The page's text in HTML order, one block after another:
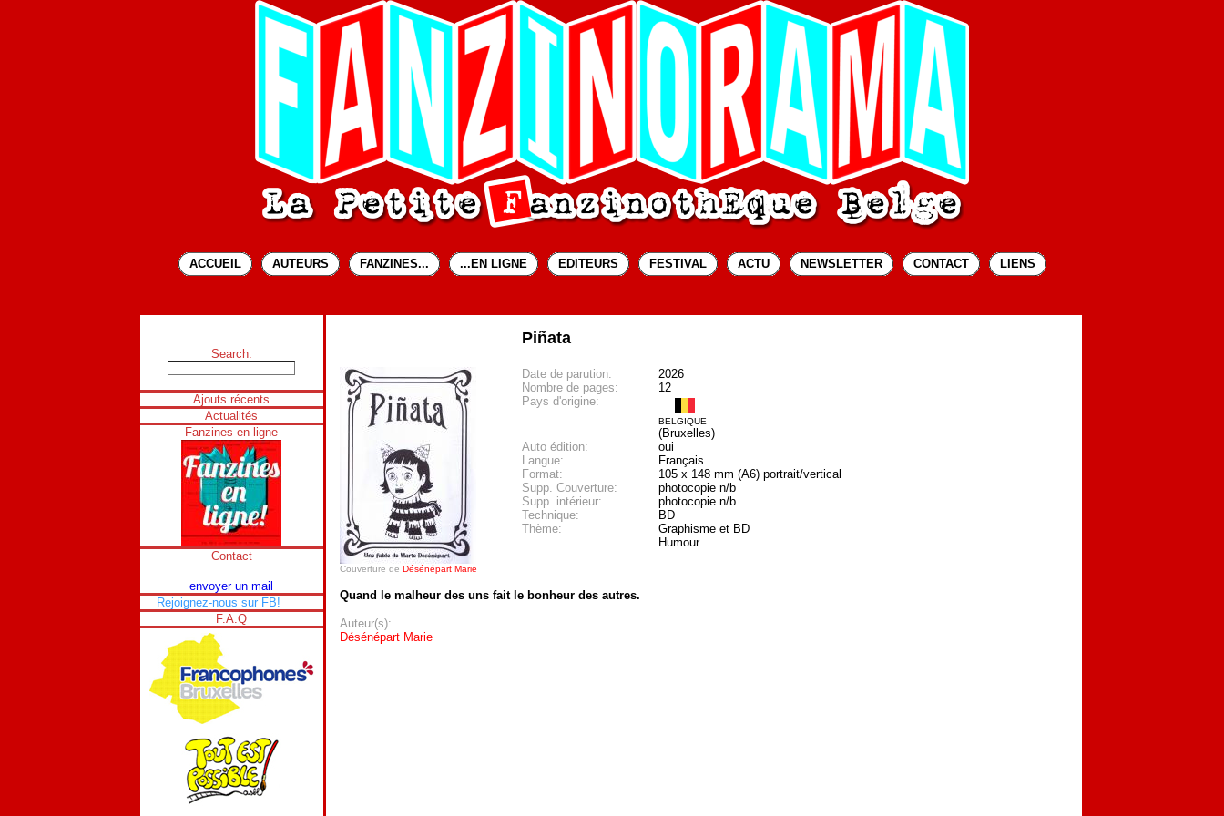
ACCUEIL AUTEURS FANZINES... ...EN LIGNE EDITEURS FESTIVAL ACTU NEWSLETTER CONTACT LIENS
Search:
Ajouts récents
Actualités
Fanzines en ligne
Contact
envoyer un mail
Rejoignez-nous sur FB!
F.A.Q
Piñata
Couverture de Désénépart Marie
Date de parution:
2026
Nombre de pages:
12
Pays d'origine:
BELGIQUE
(Bruxelles)
Auto édition:
oui
Langue:
Français
Format:
105 x 148 mm (A6) portrait/vertical
Supp. Couverture:
photocopie n/b
Supp. intérieur:
photocopie n/b
Technique:
BD
Thème:
Graphisme et BD
Humour
Quand le malheur des uns fait le bonheur des autres.
Auteur(s):
Désénépart Marie